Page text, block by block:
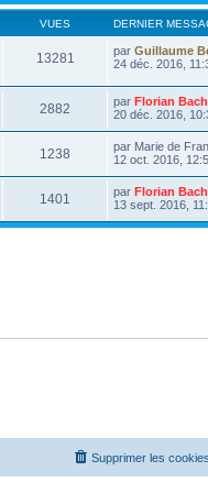
VUES DERNIER
13281 par Guillaume
24 déc. 2016,
2882 par Florian Bach
20 déc. 2016,
1238 par Marie de
12 oct. 2016,
1401 par Florian Bach
13 sept. 2016,
Supprimer les cookies